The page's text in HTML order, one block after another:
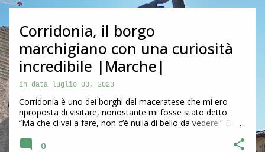
Corridonia, il borgo
marchigiano con una curiosità
incredibile |Marche|
in data luglio 03, 2023
Corridonia è uno dei borghi del maceratese che mi ero
riproposta di visitare, nonostante mi fosse stato detto:
”Ma che ci vai a fare, non c’è nulla di bello da vedere!” Devo
e quindi ha prevalso più di prima la curiosità di andare a
0